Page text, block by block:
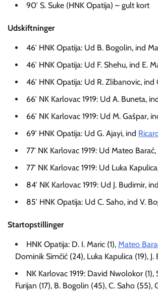
90′ S. Suke (HNK Opatija) – gult kort
Udskiftninger
46′ HNK Opatija: Ud B. Bogolin, ind
46′ HNK Opatija: Ud F. Shehu, ind E.
46′ HNK Opatija: Ud R. Zlibanovic, ind
66′ NK Karlovac 1919: Ud A. Buneta,
66′ NK Karlovac 1919: Ud M. Gašpar,
69′ HNK Opatija: Ud G. Ajayi, ind
77′ NK Karlovac 1919: Ud Mateo
77′ NK Karlovac 1919: Ud Luka
84′ NK Karlovac 1919: Ud J. Budimir,
85′ HNK Opatija: Ud C. Saho, ind V.
Startopstillinger
HNK Opatija: D. I. Maric (1), Mateo
Dominik Simčić (24), Luka Kapulica (19), J.
NK Karlovac 1919: David Nwolokor
Furijan (17), B. Bogolin (45), C. Saho (55),